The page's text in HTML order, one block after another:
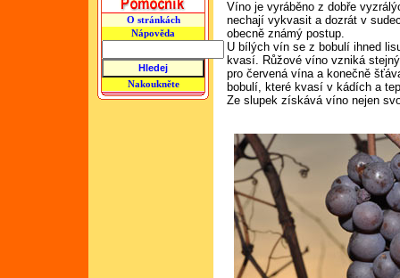
O stránkách
Nápověda
Nakoukněte
Víno je vyráběno z dobře
nechají vykvasit a dozrát v
obecně známý postup.
U bílých vín se z bobulí ihned
kvasí. Růžové víno vzniká
pro červená vína a konečně
bobulí, které kvasí v kádích a
Ze slupek získává víno nejen